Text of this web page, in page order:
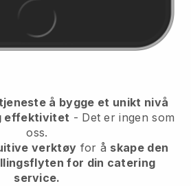
å bygge et unikt nivå
effektivitet - Det er ingen som
oss.
verktøy for å skape den
for din catering
service.